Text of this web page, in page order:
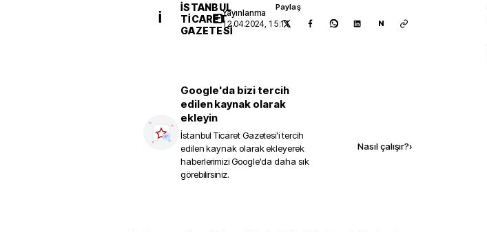
İ
İSTANBUL
TICARET
GAZETESI
Yayınlanma
12.04.2024, 15:11
Paylaş
N
Google'da bizi tercih
edilen kaynak olarak
ekleyin
İstanbul Ticaret Gazetesi'i tercih
edilen kaynak olarak ekleyerek
haberlerimizi Google'da daha sık
görebilirsiniz.
Nasıl çalışır?›